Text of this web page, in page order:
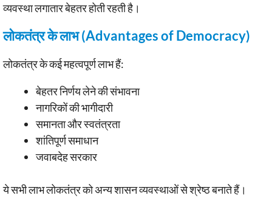
व्यवस्था लगातार बेहतर होती रहती है।
लोकतंत्र के लाभ (Advantages of Democracy)
लोकतंत्र के कई महत्वपूर्ण लाभ हैं:
बेहतर निर्णय लेने की संभावना
नागरिकों की भागीदारी
समानता और स्वतंत्रता
शांतिपूर्ण समाधान
जवाबदेह सरकार
ये सभी लाभ लोकतंत्र को अन्य शासन व्यवस्थाओं से श्रेष्ठ बनाते हैं।